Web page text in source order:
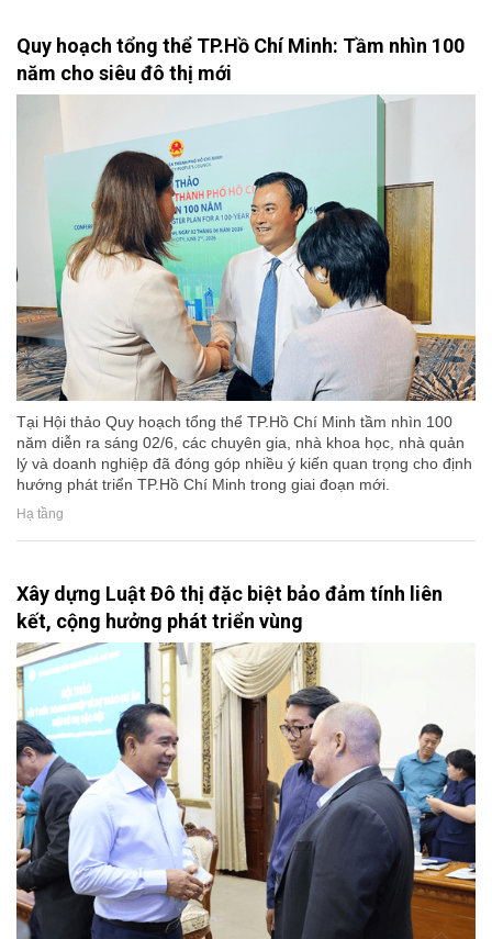
Quy hoạch tổng thể TP.Hồ Chí Minh: Tầm nhìn 100
năm cho siêu đô thị mới
Tại Hội thảo Quy hoạch tổng thể TP.Hồ Chí Minh tầm nhìn 100
năm diễn ra sáng 02/6, các chuyên gia, nhà khoa học, nhà quản
lý và doanh nghiệp đã đóng góp nhiều ý kiến quan trọng cho định
hướng phát triển TP.Hồ Chí Minh trong giai đoạn mới.
Hạ tầng
Xây dựng Luật Đô thị đặc biệt bảo đảm tính liên
kết, cộng hưởng phát triển vùng